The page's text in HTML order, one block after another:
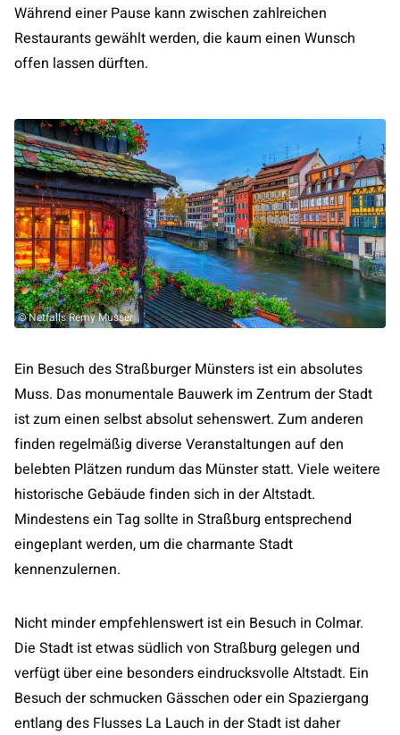
Während einer Pause kann zwischen zahlreichen
Restaurants gewählt werden, die kaum einen Wunsch
offen lassen dürften.
© Netfalls Remy Musser
Ein Besuch des Straßburger Münsters ist ein absolutes
Muss. Das monumentale Bauwerk im Zentrum der Stadt
ist zum einen selbst absolut sehenswert. Zum anderen
finden regelmäßig diverse Veranstaltungen auf den
belebten Plätzen rundum das Münster statt. Viele weitere
historische Gebäude finden sich in der Altstadt.
Mindestens ein Tag sollte in Straßburg entsprechend
eingeplant werden, um die charmante Stadt
kennenzulernen.
Nicht minder empfehlenswert ist ein Besuch in Colmar.
Die Stadt ist etwas südlich von Straßburg gelegen und
verfügt über eine besonders eindrucksvolle Altstadt. Ein
Besuch der schmucken Gässchen oder ein Spaziergang
entlang des Flusses La Lauch in der Stadt ist daher